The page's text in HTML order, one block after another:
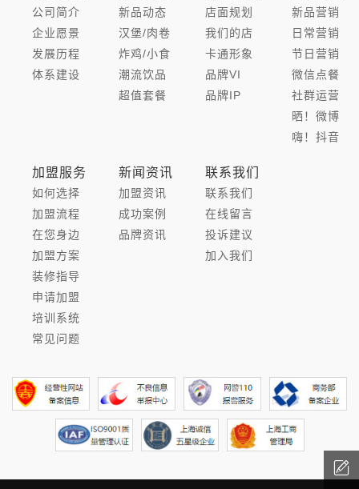
公司简介
企业愿景
发展历程
体系建设
新品动态
汉堡/肉卷
炸鸡/小食
潮流饮品
超值套餐
店面规划
我们的店
卡通形象
品牌VI
品牌IP
新品营销
日常营销
节日营销
微信点餐
社群运营
晒！微博
嗨！抖音
加盟服务
如何选择
加盟流程
在您身边
加盟方案
装修指导
申请加盟
培训系统
常见问题
新闻资讯
加盟资讯
成功案例
品牌资讯
联系我们
联系我们
在线留言
投诉建议
加入我们